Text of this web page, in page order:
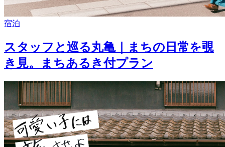
宿泊
スタッフと巡る丸亀｜まちの日常を覗
き見。まちあるき付プラン